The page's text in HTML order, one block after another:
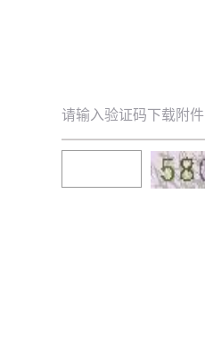
请输入验证码下载附件